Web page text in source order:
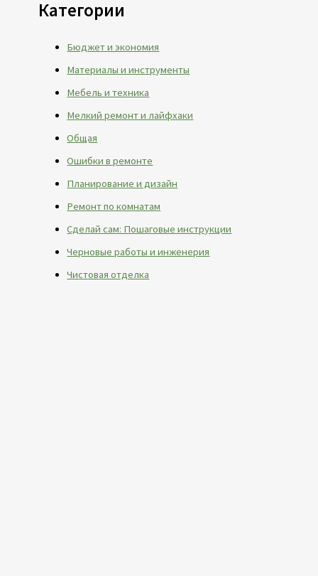
Категории
Бюджет и экономия
Материалы и инструменты
Мебель и техника
Мелкий ремонт и лайфхаки
Общая
Ошибки в ремонте
Планирование и дизайн
Ремонт по комнатам
Сделай сам: Пошаговые инструкции
Черновые работы и инженерия
Чистовая отделка